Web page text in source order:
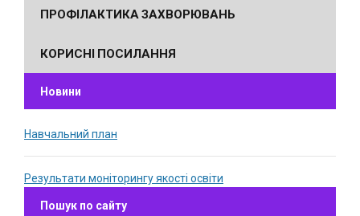
ПРОФІЛАКТИКА ЗАХВОРЮВАНЬ
КОРИСНІ ПОСИЛАННЯ
Новини
Навчальний план
Результати моніторингу якості освіти
Пошук по сайту